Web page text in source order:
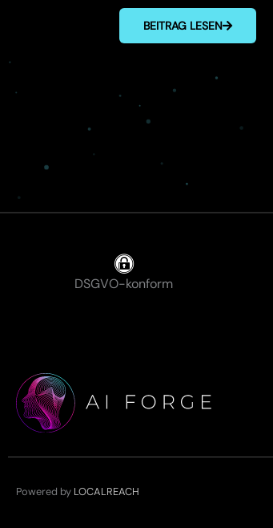
BEITRAG LESEN
DSGVO-konform
Powered by LOCALREACH